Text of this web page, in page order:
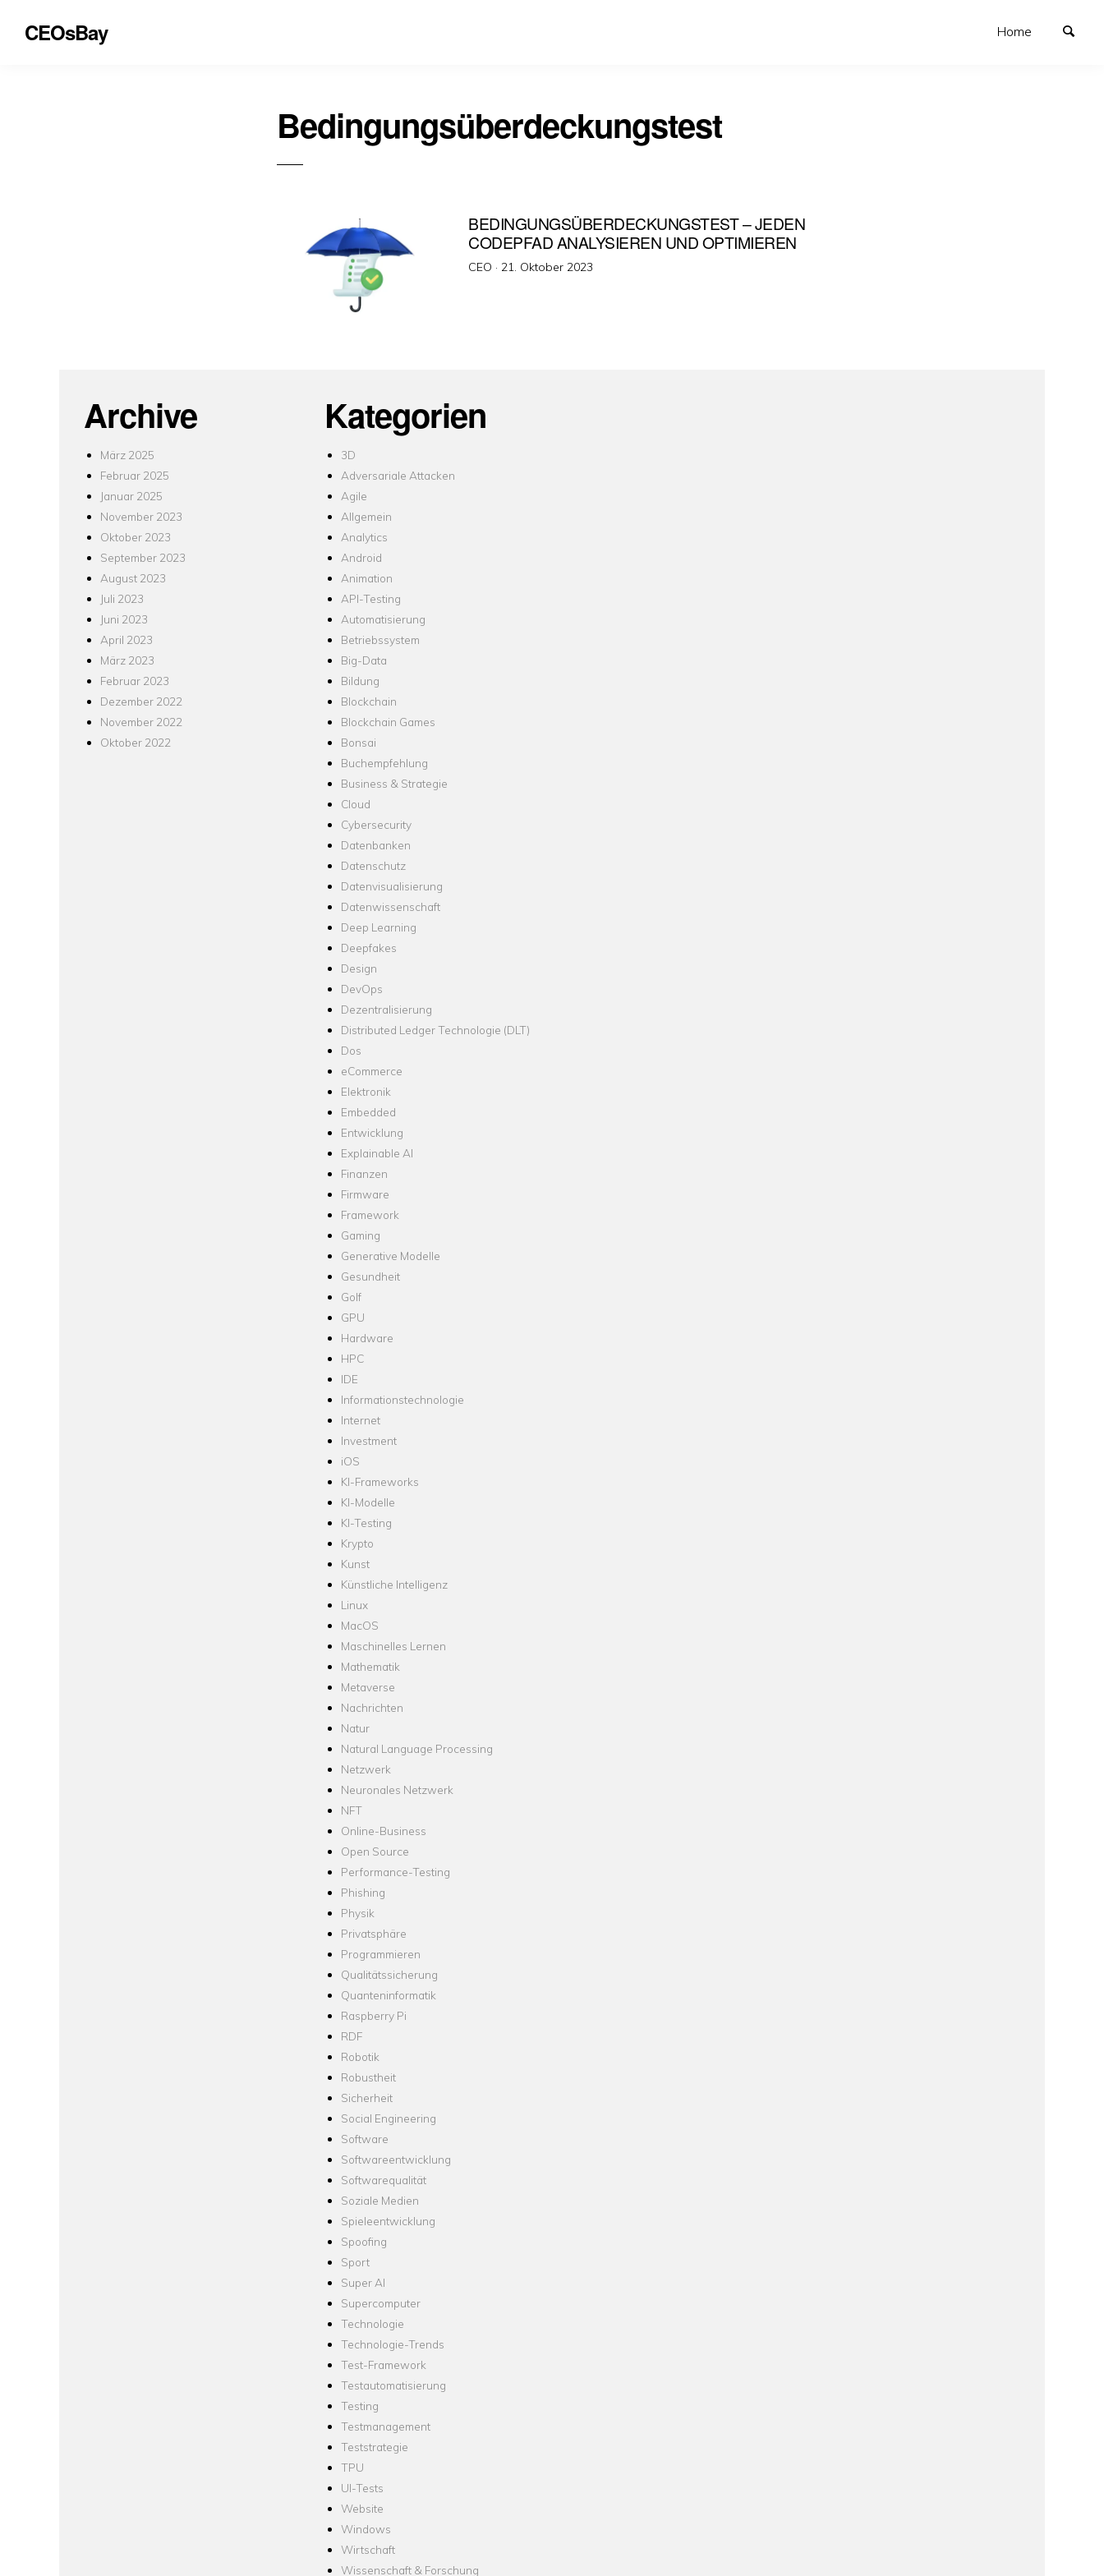
CEOsBay Home
Bedingungsüberdeckungstest
BEDINGUNGSÜBERDECKUNGSTEST – JEDEN
CODEPFAD ANALYSIEREN UND OPTIMIEREN
CEO · Veröffentlicht
21. Oktober 2023
Archive
März 2025
Februar 2025
Januar 2025
November 2023
Oktober 2023
September 2023
August 2023
Juli 2023
Juni 2023
April 2023
März 2023
Februar 2023
Dezember 2022
November 2022
Oktober 2022
Kategorien
3D
Adversariale Attacken
Agile
Allgemein
Analytics
Android
Animation
API-Testing
Automatisierung
Betriebssystem
Big-Data
Bildung
Blockchain
Blockchain Games
Bonsai
Buchempfehlung
Business & Strategie
Cloud
Cybersecurity
Datenbanken
Datenschutz
Datenvisualisierung
Datenwissenschaft
Deep Learning
Deepfakes
Design
DevOps
Dezentralisierung
Distributed Ledger Technologie (DLT)
Dos
eCommerce
Elektronik
Embedded
Entwicklung
Explainable AI
Finanzen
Firmware
Framework
Gaming
Generative Modelle
Gesundheit
Golf
GPU
Hardware
HPC
IDE
Informationstechnologie
Internet
Investment
iOS
KI-Frameworks
KI-Modelle
KI-Testing
Krypto
Kunst
Künstliche Intelligenz
Linux
MacOS
Maschinelles Lernen
Mathematik
Metaverse
Nachrichten
Natur
Natural Language Processing
Netzwerk
Neuronales Netzwerk
NFT
Online-Business
Open Source
Performance-Testing
Phishing
Physik
Privatsphäre
Programmieren
Qualitätssicherung
Quanteninformatik
Raspberry Pi
RDF
Robotik
Robustheit
Sicherheit
Social Engineering
Software
Softwareentwicklung
Softwarequalität
Soziale Medien
Spieleentwicklung
Spoofing
Sport
Super AI
Supercomputer
Technologie
Technologie-Trends
Test-Framework
Testautomatisierung
Testing
Testmanagement
Teststrategie
TPU
UI-Tests
Website
Windows
Wirtschaft
Wissenschaft & Forschung